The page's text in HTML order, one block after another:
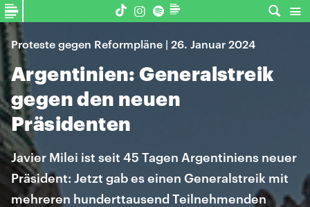
Proteste gegen Reformpläne | 26. Januar 2024
Argentinien: Generalstreik
gegen den neuen
Präsidenten
Javier Milei ist seit 45 Tagen Argentiniens neuer
Präsident: Jetzt gab es einen Generalstreik mit
mehreren hunderttausend Teilnehmenden